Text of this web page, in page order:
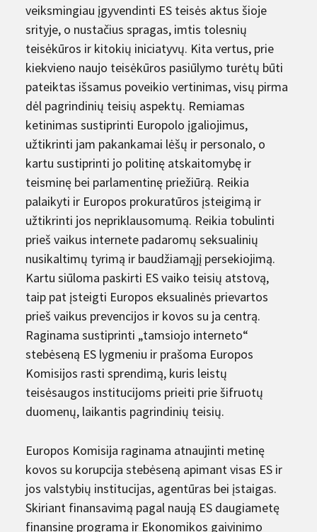
veiksmingiau įgyvendinti ES teisės aktus šioje
srityje, o nustačius spragas, imtis tolesnių
teisėkūros ir kitokių iniciatyvų. Kita vertus, prie
kiekvieno naujo teisėkūros pasiūlymo turėtų būti
pateiktas išsamus poveikio vertinimas, visų pirma
dėl pagrindinių teisių aspektų. Remiamas
ketinimas sustiprinti Europolo įgaliojimus,
užtikrinti jam pakankamai lėšų ir personalo, o
kartu sustiprinti jo politinę atskaitomybę ir
teisminę bei parlamentinę priežiūrą. Reikia
palaikyti ir Europos prokuratūros įsteigimą ir
užtikrinti jos nepriklausomumą. Reikia tobulinti
prieš vaikus internete padaromų seksualinių
nusikaltimų tyrimą ir baudžiamąjį persekiojimą.
Kartu siūloma paskirti ES vaiko teisių atstovą,
taip pat įsteigti Europos eksualinės prievartos
prieš vaikus prevencijos ir kovos su ja centrą.
Raginama sustiprinti „tamsiojo interneto“
stebėseną ES lygmeniu ir prašoma Europos
Komisijos rasti sprendimą, kuris leistų
teisėsaugos institucijoms prieiti prie šifruotų
duomenų, laikantis pagrindinių teisių.
Europos Komisija raginama atnaujinti metinę
kovos su korupcija stebėseną apimant visas ES ir
jos valstybių institucijas, agentūras bei įstaigas.
Skiriant finansavimą pagal naują ES daugiametę
finansinę programą ir Ekonomikos gaivinimo